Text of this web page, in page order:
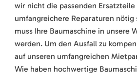
wir nicht die passenden
umfangreichere Reparaturen nötig
muss Ihre Baumaschine in unsere
werden. Um den Ausfall zu
auf unseren umfangreichen
Wie haben hochwertige